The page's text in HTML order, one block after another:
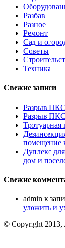
Разбав
Разное
Ремонт
Сад и
Советы
Техника
Свежие записи
Разрыв ПКС
Разрыв ПКС
Тротуарная
помещение
Дуплекс
дом и
Свежие
admin к
уложить и
© Copyright 2013,